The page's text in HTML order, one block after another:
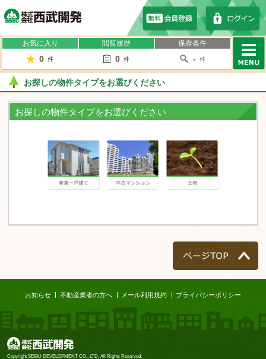
お気に入り
0 件
閲覧履歴
0 件
保存条件
- 件
お探しの物件タイプをお選びください
お探しの物件タイプをお選びください
お知らせ 不動産業者の方へ メール利用規約 プライバシーポリシー
株式会社西武開発
Copyright SEIBU DEVELOPMENT CO., LTD, All Rights Reserved.